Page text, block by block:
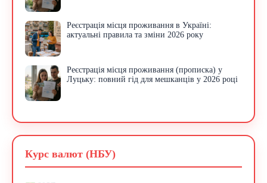
Реєстрація місця проживання в Україні:
актуальні правила та зміни 2026 року
Реєстрація місця проживання (прописка) у
Луцьку: повний гід для мешканців у 2026 році
Курс валют (НБУ)